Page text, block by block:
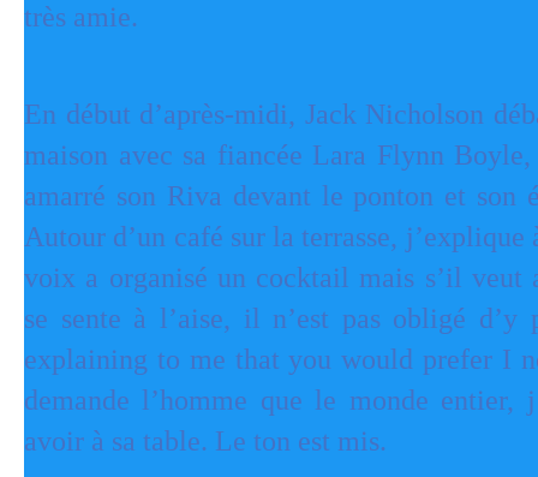
très amie.
En début d’après-midi, Jack Nicholson
maison avec sa fiancée Lara Flynn
amarré son Riva devant le ponton et son
Autour d’un café sur la terrasse, j’explique
voix a organisé un cocktail mais s’il veut
se sente à l’aise, il n’est pas obligé d’y
explaining to me that you would prefer I
demande l’homme que le monde entier,
avoir à sa table. Le ton est mis.